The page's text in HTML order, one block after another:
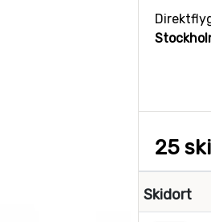
25
Skidort